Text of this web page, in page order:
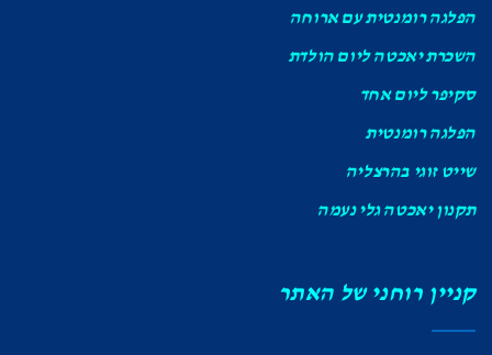
הפלגה רומנטית עם ארוחה
השכרת יאכטה ליום הולדת
סקיפר ליום אחד
הפלגה רומנטית
שייט זוגי בהרצליה
תקנון יאכטה גלי נעמה
קניין רוחני של האתר